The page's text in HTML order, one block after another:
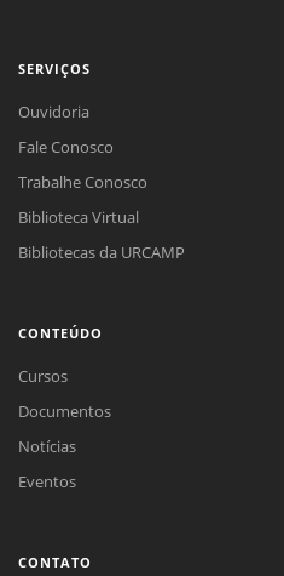
SERVIÇOS
Ouvidoria
Fale Conosco
Trabalhe Conosco
Biblioteca Virtual
Bibliotecas da URCAMP
CONTEÚDO
Cursos
Documentos
Notícias
Eventos
CONTATO